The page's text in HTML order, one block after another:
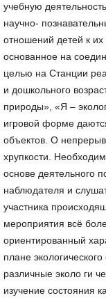
учебную
научно-
отношений детей к
основанное на
целью на Станции
и дошкольного
природы», «Я –
игровой форме
объектов. О
хрупкости.
основе деятельного
наблюдателя и
участника
мероприятия всё
ориентированный
плане
различные эколо ги
изучение состояния